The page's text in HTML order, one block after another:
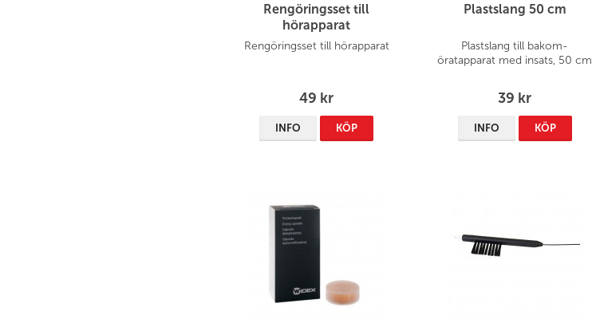
Rengöringsset till
hörapparat
Rengöringsset till hörapparat
49 kr
INFO KÖP
Plastslang 50 cm
Plastslang till bakom-
öratapparat med insats, 50 cm
39 kr
INFO KÖP